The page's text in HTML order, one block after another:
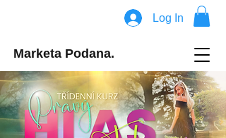
Log In
Marketa Podana.